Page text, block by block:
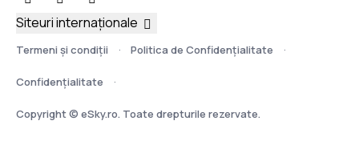
Termeni şi condiţii Politica de Confidențialitate
Confidențialitate
Copyright © eSky.ro. Toate drepturile rezervate.
Siteuri internaționale